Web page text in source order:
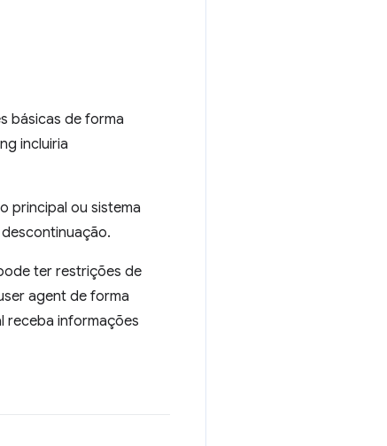
básicas de forma
incluiria
principal ou sistema
ter restrições de
agent de forma
receba informações